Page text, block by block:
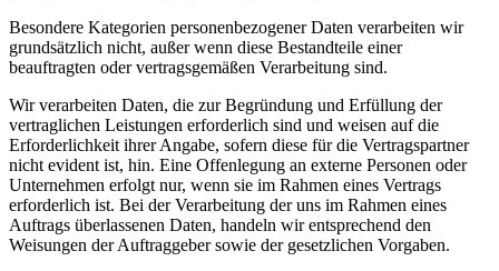
Besondere Kategorien personenbezogener Daten verarbeiten wir
grundsätzlich nicht, außer wenn diese Bestandteile einer
beauftragten oder vertragsgemäßen Verarbeitung sind.
Wir verarbeiten Daten, die zur Begründung und Erfüllung der
vertraglichen Leistungen erforderlich sind und weisen auf die
Erforderlichkeit ihrer Angabe, sofern diese für die Vertragspartner
nicht evident ist, hin. Eine Offenlegung an externe Personen oder
Unternehmen erfolgt nur, wenn sie im Rahmen eines Vertrags
erforderlich ist. Bei der Verarbeitung der uns im Rahmen eines
Auftrags überlassenen Daten, handeln wir entsprechend den
Weisungen der Auftraggeber sowie der gesetzlichen Vorgaben.